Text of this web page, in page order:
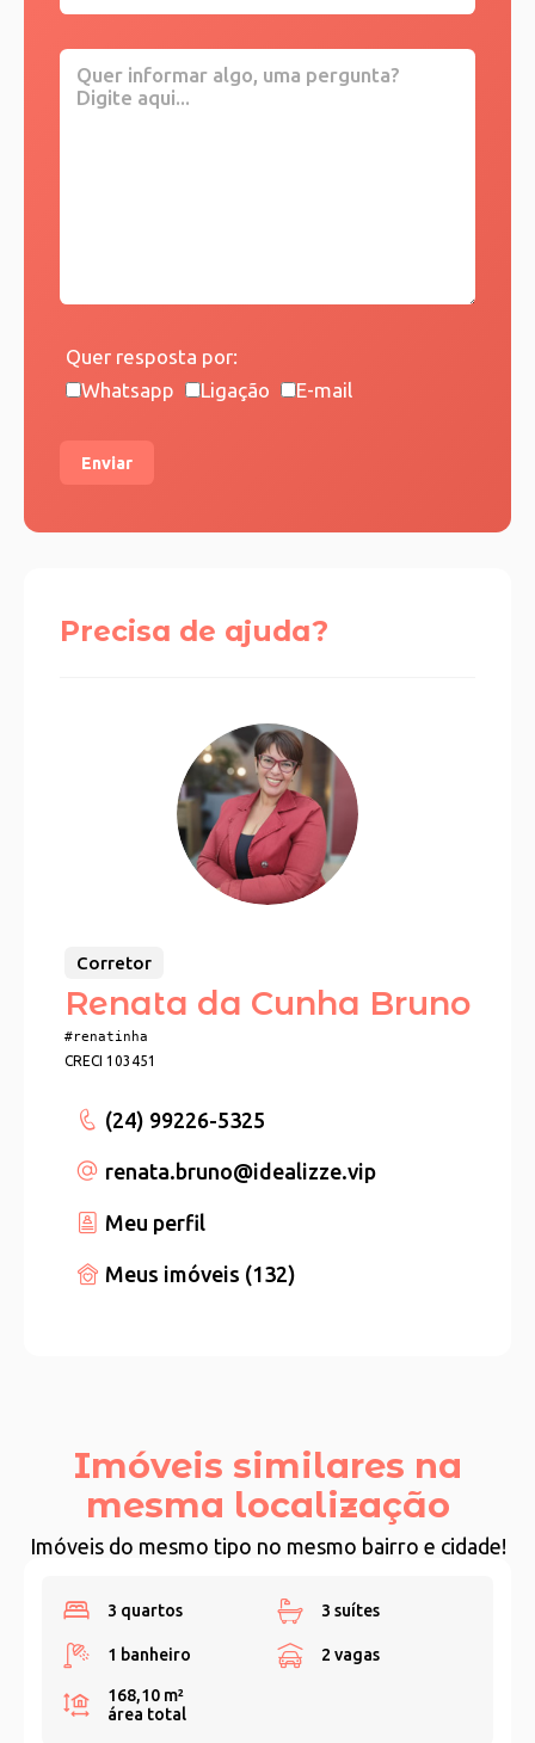
Quer resposta por:
Whatsapp
Ligação E-mail
Enviar
Precisa de ajuda?
Corretor
Renata da Cunha Bruno
#renatinha
CRECI 103451
(24) 99226-5325
renata.bruno@idealizze.vip
Meu perfil
Meus imóveis (132)
Imóveis similares na
mesma localização
Imóveis do mesmo tipo no mesmo bairro e cidade!
3 quartos 3 suítes
1 banheiro 2 vagas
168,10 m²
área total